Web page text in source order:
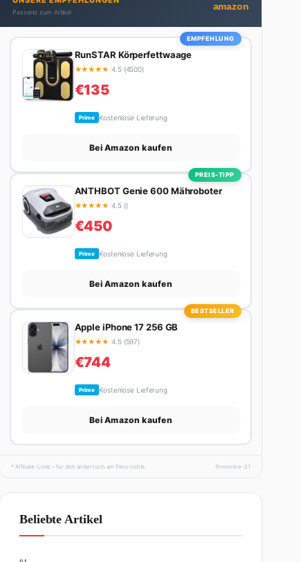
Promi-Welt aufspürt oder die besten Lifestyle-
Empfehlungen zusammenstellt, findet man ihn
beim Wandern in den Schweizer Alpen, am Grill mit
Freunden oder auf der Suche nach dem perfekten
Espresso. Sein Motto: Lieber einmal richtig als
zehnmal halb.
Passend zum Artikel
amazon
EMPFEHLUNG
RunSTAR Körperfettwaage
★★★★★ 4.5 (4500)
€135
Prime Kostenlose Lieferung
Bei Amazon kaufen
PREIS-TIPP
ANTHBOT Genie 600 Mähroboter
★★★★★ 4.5 ()
€450
Prime Kostenlose Lieferung
Bei Amazon kaufen
BESTSELLER
Apple iPhone 17 256 GB
★★★★★ 4.5 (597)
€744
Prime Kostenlose Lieferung
Bei Amazon kaufen
* Affiliate-Links – für dich ändert sich am Preis nichts. fhmonline-21
Beliebte Artikel